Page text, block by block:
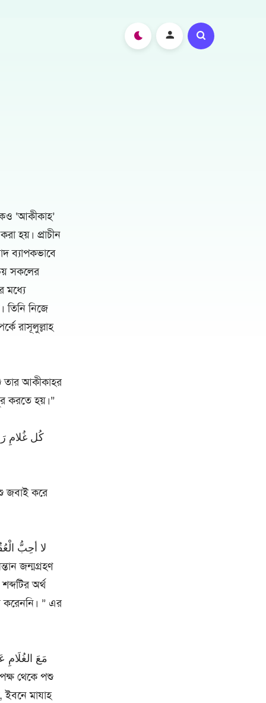
‘আকীকাহ’
হয়। প্রাচীন
ব্যাপকভাবে
সকলের
মধ্যে
তিনি নিজে
রাসূলুল্লাহ
করতে হয়।”
জবাই করে
অর্থ
করেননি। ” এর
মাযাহ